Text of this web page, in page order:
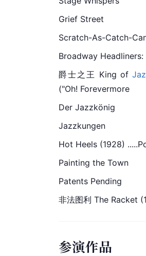
Grief Street
Scratch-As-Catch-
Broadway
爵士之王 King of
("Oh! Forevermore
Der Jazzkönig
Jazzkungen
Hot Heels (1928)
Painting the Town
Patents Pending
非法图利 The Racket
参演作品